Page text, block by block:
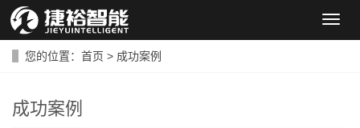
导
您的位置： 首页 > 成功案例
成功案例